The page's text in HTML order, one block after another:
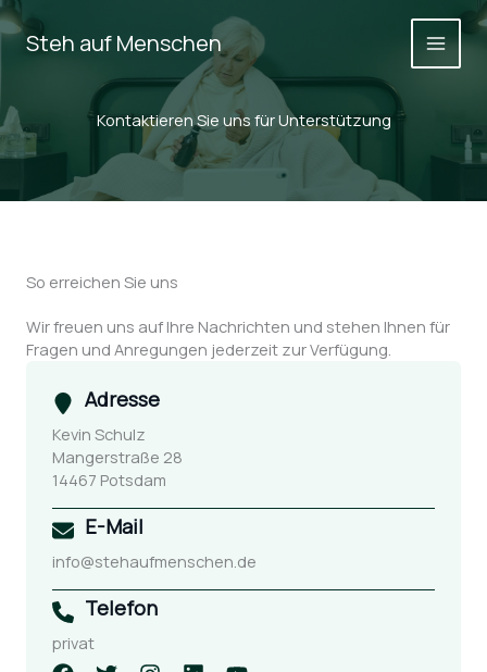
Zum
Inhalt
springen
Steh auf Menschen
Kontaktieren Sie uns für Unterstützung
So erreichen Sie uns
Wir freuen uns auf Ihre Nachrichten und stehen Ihnen für
Fragen und Anregungen jederzeit zur Verfügung.
Adresse
Kevin Schulz
Mangerstraße 28
14467 Potsdam
E-Mail
info@stehaufmenschen.de
Telefon
privat